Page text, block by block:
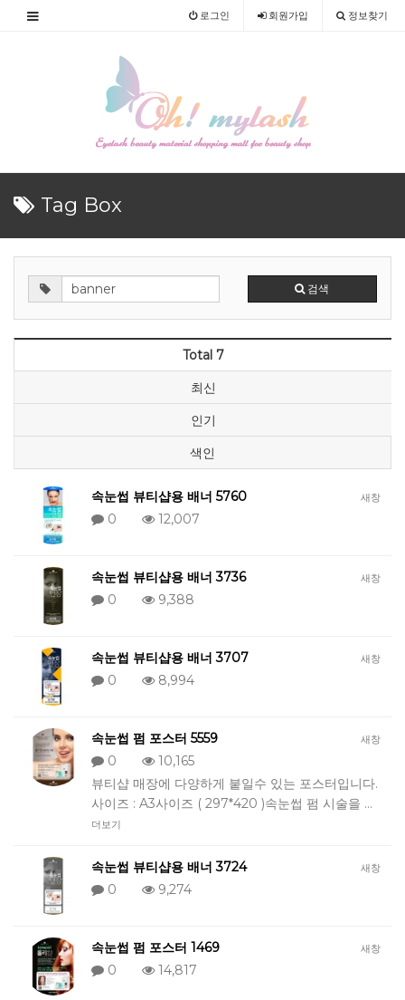
로그인 회원가입 정보찾기
Tag Box
검색
Total 7
최신
인기
색인
새창
속눈썹 뷰티샵용 배너 5760
0
12,007
새창
속눈썹 뷰티샵용 배너 3736
0
9,388
새창
속눈썹 뷰티샵용 배너 3707
0
8,994
새창
속눈썹 펌 포스터 5559
0
10,165
뷰티샵 매장에 다양하게 붙일수 있는 포스터입니다.
사이즈 : A3사이즈 ( 297*420 )속눈썹 펌 시술을 …
더보기
새창
속눈썹 뷰티샵용 배너 3724
0
9,274
새창
속눈썹 펌 포스터 1469
0
14,817